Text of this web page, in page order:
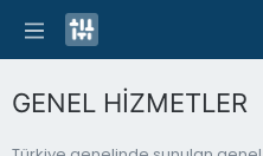
GENEL HİZMETLER